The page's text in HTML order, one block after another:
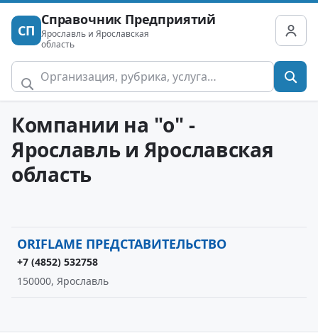
СП
Справочник Предприятий
Ярославль и Ярославская
область
Компании на "o" -
Ярославль и Ярославская
область
ORIFLAME ПРЕДСТАВИТЕЛЬСТВО
+7 (4852) 532758
150000, Ярославль